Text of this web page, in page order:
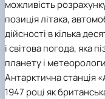
можливість
позиція літака,
дійсності в кілька
і світова погода, яка
планету і
Антарктична станція
1947 році як